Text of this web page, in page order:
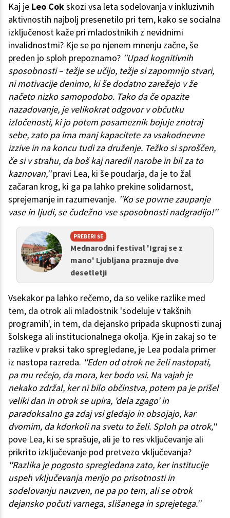
Kaj je Leo Cokskozi vsa leta sodelovanja v inkluzivnih
aktivnostih najbolj presenetilo pri tem, kako se socialna
izključenost kaže pri mladostnikih z nevidnimi
invalidnostmi? Kje se po njenem mnenju začne, še
preden jo sploh prepoznamo? ''Upad kognitivnih
sposobnosti – težje se učijo, težje si zapomnijo stvari,
ni motivacije denimo, ki še dodatno zarežejo v že
načeto nizko samopodobo. Tako da če opazite
nazadovanje, je velikokrat odgovor v občutku
izločenosti, ki jo potem posameznik bojuje znotraj
sebe, zato pa ima manj kapacitete za vsakodnevne
izzive in na koncu tudi za druženje. Težko si sproščen,
če si v strahu, da boš kaj naredil narobe in bil za to
kaznovan,''pravi Lea, ki še poudarja, da je to žal
začaran krog, ki ga pa lahko prekine solidarnost,
sprejemanje in razumevanje. ''Ko se povrne zaupanje
vase in ljudi, se čudežno vse sposobnosti nadgradijo!''
PREBERI ŠE
Mednarodni festival 'Igraj se z
mano' Ljubljana praznuje dve
desetletji
Vsekakor pa lahko rečemo, da so velike razlike med
tem, da otrok ali mladostnik 'sodeluje v takšnih
programih', in tem, da dejansko pripada skupnosti zunaj
šolskega ali institucionalnega okolja. Kje in zakaj so te
razlike v praksi tako spregledane, je Lea podala primer
iz nastopa razreda. ''Eden od otrok ne želi nastopati,
pa mu rečejo, da mora, ker bodo vsi. Na vajah je
nekako zdržal, ker ni bilo občinstva, potem pa je prišel
veliki dan in otrok se upira, 'dela zgago' in
paradoksalno ga zdaj vsi gledajo in obsojajo, kar
dvomim, da kdorkoli na svetu to želi. Sploh pa otrok,''
pove Lea, ki se sprašuje, ali je to res vključevanje ali
prikrito izključevanje pod pretvezo vključevanja?
''Razlika je pogosto spregledana zato, ker institucije
uspeh vključevanja merijo po prisotnosti in
sodelovanju navzven, ne pa po tem, ali se otrok
dejansko počuti varnega, slišanega in sprejetega.''